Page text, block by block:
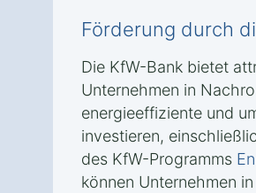
Förderung durch
Die KfW-Bank bietet
Unternehmen in
energieeffiziente und
investieren,
des KfW-Programms
können Unternehmen